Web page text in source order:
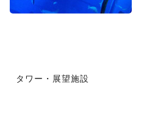
タワー・展望施設